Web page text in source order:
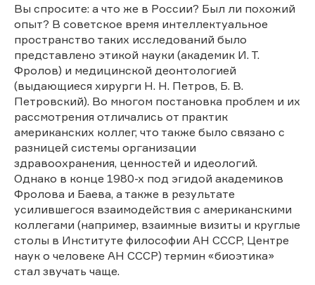
Вы спросите: а что же в России? Был ли похожий
опыт? В советское время интеллектуальное
пространство таких исследований было
представлено этикой науки (академик И. Т.
Фролов) и медицинской деонтологией
(выдающиеся хирурги Н. Н. Петров, Б. В.
Петровский). Во многом постановка проблем и их
рассмотрения отличались от практик
американских коллег, что также было связано с
разницей системы организации
здравоохранения, ценностей и идеологий.
Однако в конце 1980-х под эгидой академиков
Фролова и Баева, а также в результате
усилившегося взаимодействия с американскими
коллегами (например, взаимные визиты и круглые
столы в Институте философии АН СССР, Центре
наук о человеке АН СССР) термин «биоэтика»
стал звучать чаще.